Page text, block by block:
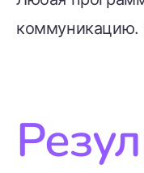
коммуникацию.